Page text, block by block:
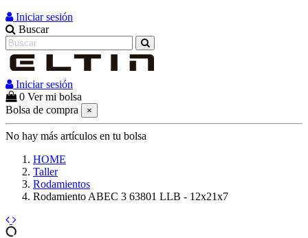
Iniciar sesión
Buscar
Iniciar sesión
0 Ver mi bolsa
Bolsa de compra
×
No hay más artículos en tu bolsa
HOME
Taller
Rodamientos
Rodamiento ABEC 3 63801 LLB - 12x21x7